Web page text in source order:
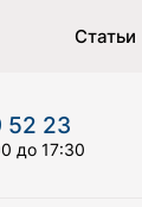
Статьи
52 23
до 17:30